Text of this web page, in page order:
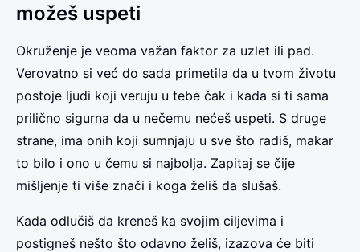
možeš uspeti
Okruženje je veoma važan faktor za uzlet ili pad.
Verovatno si već do sada primetila da u tvom životu
postoje ljudi koji veruju u tebe čak i kada si ti sama
prilično sigurna da u nečemu nećeš uspeti. S druge
strane, ima onih koji sumnjaju u sve što radiš, makar
to bilo i ono u čemu si najbolja. Zapitaj se čije
mišljenje ti više znači i koga želiš da slušaš.
Kada odlučiš da kreneš ka svojim ciljevima i
postigneš nešto što odavno želiš, izazova će biti